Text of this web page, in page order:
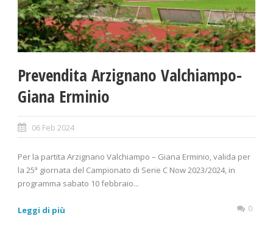
Prevendita Arzignano Valchiampo-
Giana Erminio
06 Feb 2024
Per la partita Arzignano Valchiampo – Giana Erminio, valida per
la 25ª giornata del Campionato di Serie C Now 2023/2024, in
programma sabato 10 febbraio...
Leggi di più 0